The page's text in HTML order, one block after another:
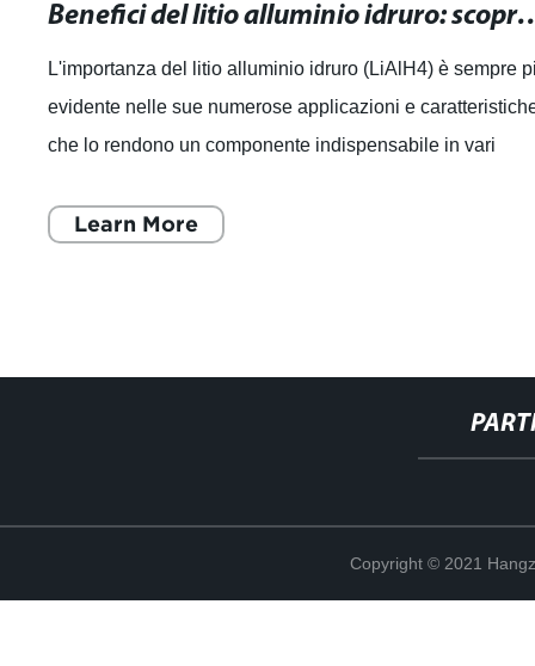
Benefici del litio alluminio idruro:
L'importanza del litio alluminio idruro (LiAlH4) è sempre
evidente nelle sue numerose applicazioni e
che lo rendono un componente indispensabile in vari
Learn More
Copyright © 2021